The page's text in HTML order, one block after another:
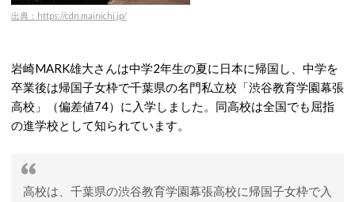
出典：https://cdn.mainichi.jp/
岩崎MARK雄大さんは中学2年生の夏に日本に帰国し、中学を
卒業後は帰国子女枠で千葉県の名門私立校「渋谷教育学園幕張
高校」（偏差値74）に入学しました。同高校は全国でも屈指
の進学校として知られています。
高校は、千葉県の渋谷教育学園幕張高校に帰国子女枠で入